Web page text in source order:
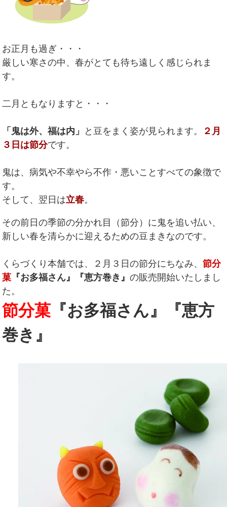
お正月も過ぎ・・・
厳しい寒さの中、春がとても待ち遠しく感じられま
す。
二月ともなりますと・・・
「鬼は外、福は内」 と豆をまく姿が見られます。
２月
３日は節分です。
鬼は、病気や不幸やら不作・悪いことすべての象徴で
す。
そして、翌日は立春。
その前日の季節の分かれ目（節分）に鬼を追い払い、
新しい春を清らかに迎えるための豆まきなのです。
くらづくり本舗では、２月３日の節分にちなみ、節分
菓 『お多福さん』『恵方巻き』の販売開始いたしまし
た。
節分菓 『お多福さん』『恵方
巻き』